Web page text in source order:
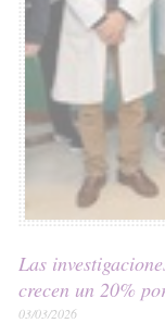
Las
crecen un 20%
03/03/2026